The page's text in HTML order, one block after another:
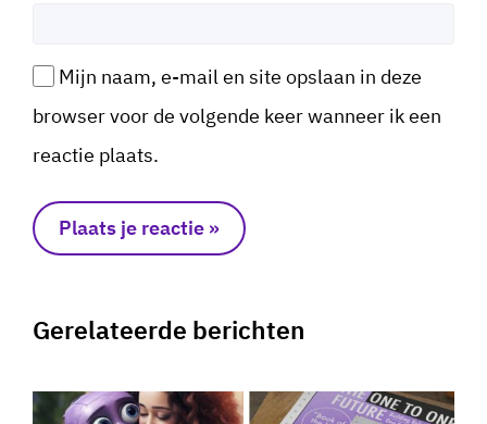
Mijn naam, e-mail en site opslaan in deze
browser voor de volgende keer wanneer ik een
reactie plaats.
Gerelateerde berichten